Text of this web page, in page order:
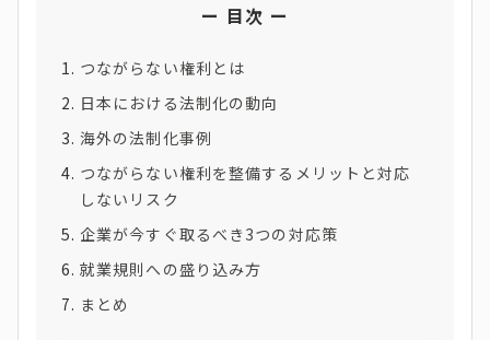
目次
つながらない権利とは
日本における法制化の動向
海外の法制化事例
つながらない権利を整備するメリットと対応
しないリスク
企業が今すぐ取るべき3つの対応策
就業規則への盛り込み方
まとめ